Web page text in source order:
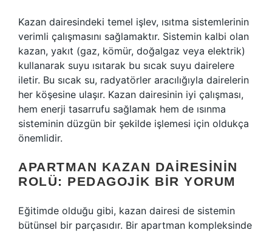
Kazan dairesindeki temel işlev, ısıtma sistemlerinin
verimli çalışmasını sağlamaktır. Sistemin kalbi olan
kazan, yakıt (gaz, kömür, doğalgaz veya elektrik)
kullanarak suyu ısıtarak bu sıcak suyu dairelere
iletir. Bu sıcak su, radyatörler aracılığıyla dairelerin
her köşesine ulaşır. Kazan dairesinin iyi çalışması,
hem enerji tasarrufu sağlamak hem de ısınma
sisteminin düzgün bir şekilde işlemesi için oldukça
önemlidir.
APARTMAN KAZAN DAIRESININ
ROLÜ: PEDAGOJIK BIR YORUM
Eğitimde olduğu gibi, kazan dairesi de sistemin
bütünsel bir parçasıdır. Bir apartman kompleksinde